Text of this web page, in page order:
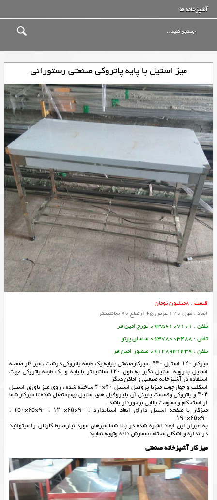
آشپزخانه ها
میز استیل با پایه پاتروکی صنعتی رستورانی
قیمت : 8میلیون تومان
ابعاد : طول 120 عرض 65 ارتفاع 90 سانتیمتر
تلفن : 09356107101 تورج امین فر
تلفن : 09378003488 ساسان پرتو
تلفن : 09128931339 منصور امین فر
میزکار ۱۲۰ استیل ۴۳۰ ، میزکارصنعتی باپایه یک طبقه پاتروکی درشت ، میز کار صفحه
استیل با رویه استیل نگیر به طول ۱۲۰ سانتیمتر با پایه و یک طبقه پاتروکی جهت
استفاده در آشپزخانه صنعتی و اماکن دیگر
اسکلت و چهارچوب میزبا پروفیل استیل ۴۰×۴۰ ساخته شده ، روی میز باورق استیل
۳۰۴ و پاتروکی وقسمت پایینی آن با پروفیل های استیل بهم متصل شده تا میزکار شما
از استحکام و مقاومت بالایی برخوردار باشد.
میزکار با صفحه استیل دارای ابعاد استاندارد : ۹۰×۶۵×۱۲۰ ، ۹۰×۶۵×۱۵۰ ،
۹۰×۶۵×۱۹۰
به غیراز این ابعاد اشاره شده در بالا شما میزهای مورد نیازمحیط کارتان را میتوانید
دراندازه و اشکال مختلف سفارش داده وتهیه نمایید.
میز کار آشپزخانه صنعتی